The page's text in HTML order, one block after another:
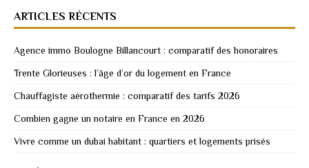
ARTICLES RÉCENTS
Agence immo Boulogne Billancourt : comparatif des honoraires
Trente Glorieuses : l’âge d’or du logement en France
Chauffagiste aérothermie : comparatif des tarifs 2026
Combien gagne un notaire en France en 2026
Vivre comme un dubai habitant : quartiers et logements prisés